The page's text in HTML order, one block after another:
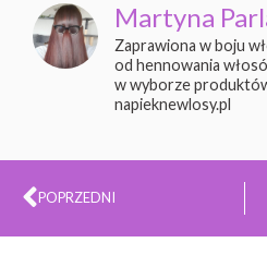
Martyna
Zaprawiona w boju
od hennowania
w wyborze
napieknewlosy.pl
Prev
POPRZEDNI